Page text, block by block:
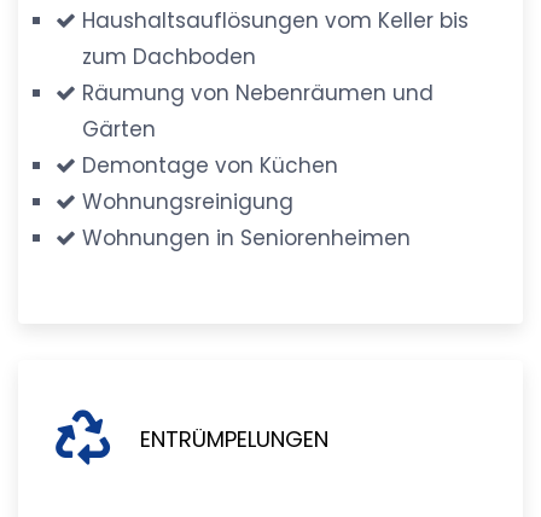
Haushaltsauflösungen vom Keller bis
zum Dachboden
Räumung von Nebenräumen und
Gärten
Demontage von Küchen
Wohnungsreinigung
Wohnungen in Seniorenheimen
ENTRÜMPELUNGEN